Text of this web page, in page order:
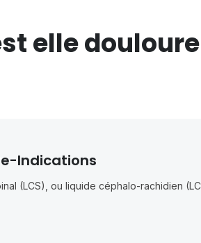
elle
Indications
(LCS), ou liquide céphalo-rachidien